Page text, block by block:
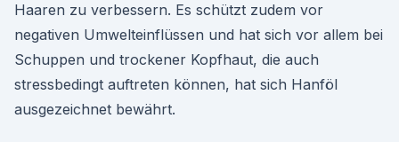
Haaren zu verbessern. Es schützt zudem vor
negativen Umwelteinflüssen und hat sich vor allem bei
Schuppen und trockener Kopfhaut, die auch
stressbedingt auftreten können, hat sich Hanföl
ausgezeichnet bewährt.